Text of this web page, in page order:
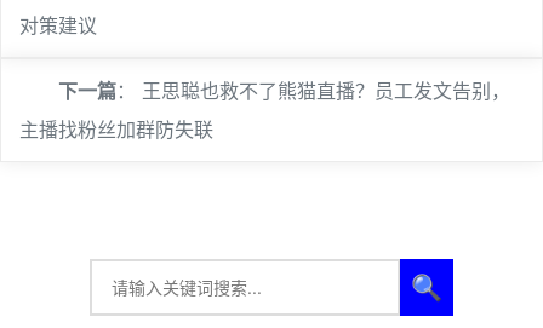
对策建议
下一篇： 王思聪也救不了熊猫直播？员工发文告别，
主播找粉丝加群防失联
🔍